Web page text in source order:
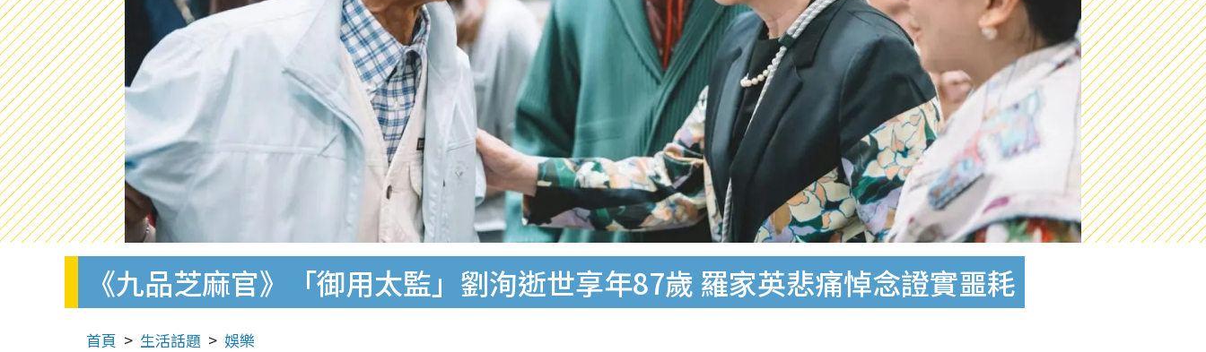
《九品芝麻官》「御用太監」劉洵逝世享年87歲 羅家英悲痛悼念證實噩耗
首頁 生活話題 娛樂